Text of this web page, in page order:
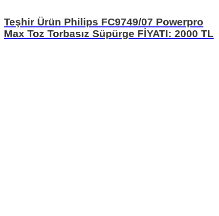
Teşhir Ürün Philips FC9749/07 Powerpro
Max Toz Torbasız Süpürge FİYATI: 2000 TL